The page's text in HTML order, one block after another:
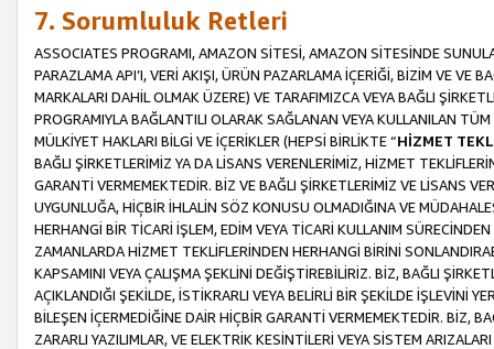
7. Sorumluluk Retleri
ASSOCIATES PROGRAMI, AMAZON SİTESİ, AMAZON SİTESİNDE
PARAZLAMA API’I, VERİ AKIŞI, ÜRÜN PAZARLAMA İÇERİĞİ, BİZİM VE VE
MARKALARI DAHİL OLMAK ÜZERE) VE TARAFIMIZCA VEYA BAĞLI
PROGRAMIYLA BAĞLANTILI OLARAK SAĞLANAN VEYA KULLANILAN
MÜLKİYET HAKLARI BİLGİ VE İÇERİKLER (HEPSİ BİRLİKTE “HİZMET
BAĞLI ŞİRKETLERİMİZ YA DA LİSANS VERENLERİMİZ, HİZMET
GARANTİ VERMEMEKTEDİR. BİZ VE BAĞLI ŞİRKETLERİMİZ VE LİSANS
UYGUNLUĞA, HİÇBİR İHLALİN SÖZ KONUSU OLMADIĞINA VE
HERHANGİ BİR TİCARİ İŞLEM, EDİM VEYA TİCARİ KULLANIM
ZAMANLARDA HİZMET TEKLİFLERİNDEN HERHANGİ BİRİNİ
KAPSAMINI VEYA ÇALIŞMA ŞEKLİNİ DEĞİŞTİREBİLİRİZ. BİZ, BAĞLI
AÇIKLANDIĞI ŞEKİLDE, İSTİKRARLI VEYA BELİRLİ BİR ŞEKİLDE İŞLEVİNİ
BİLEŞEN İÇERMEDİĞİNE DAİR HİÇBİR GARANTİ VERMEMEKTEDİR. BİZ,
ZARARLI YAZILIMLAR, VE ELEKTRİK KESİNTİLERİ VEYA SİSTEM